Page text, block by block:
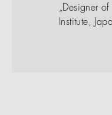
„Designer of
Institute,